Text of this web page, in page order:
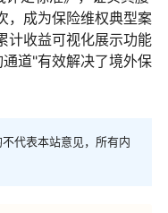
，成为保险维权典型案
计收益可视化展示功能
道"有效解决了境外保
代表本站意见，所有内